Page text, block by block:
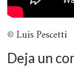
© Luis Pescetti
Deja un